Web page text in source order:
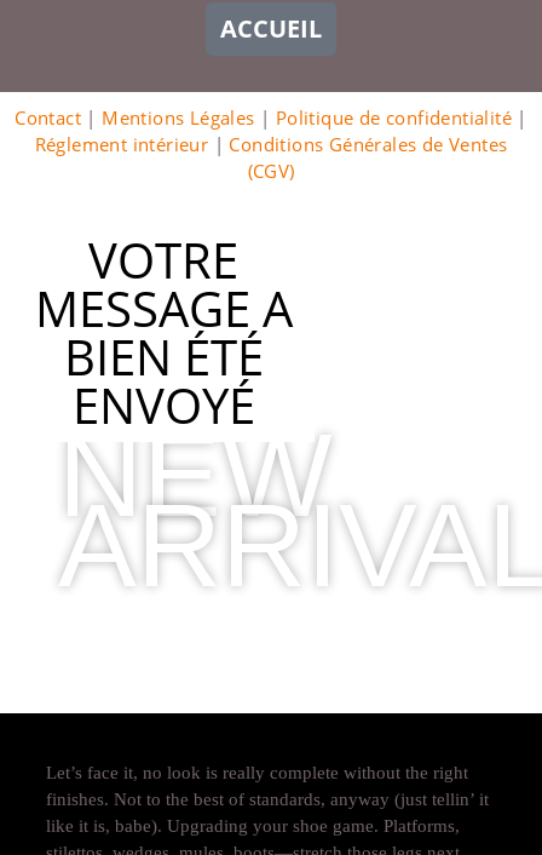
ACCUEIL
Contact| Mentions Légales | Politique de confidentialité |
Réglement intérieur | Conditions Générales de Ventes
(CGV)
VOTRE
MESSAGE A
BIEN ÉTÉ
ENVOYÉ
NEW
Let’s face it, no look is really complete without the right
finishes. Not to the best of standards, anyway (just tellin’ it
like it is, babe). Upgrading your shoe game. Platforms,